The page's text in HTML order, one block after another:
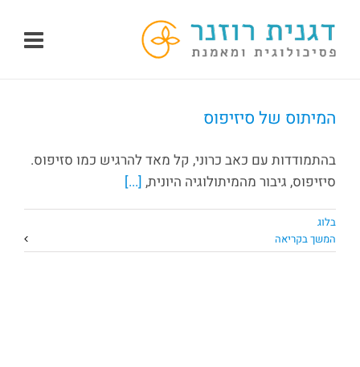
לתוכן
המיתוס של סיזיפוס
בהתמודדות עם כאב כרוני, קל מאד להרגיש כמו סזיפוס.
סיזיפוס, גיבור מהמיתולוגיה היונית, [...]
בלוג
המשך בקריאה